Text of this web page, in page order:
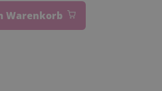
Warenkorb